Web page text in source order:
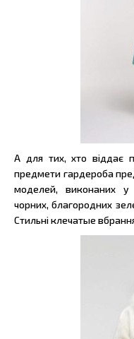
А для тих, хто віддає
предмети гардероба
моделей, виконаних у
чорних, благородних
Стильні клечатые